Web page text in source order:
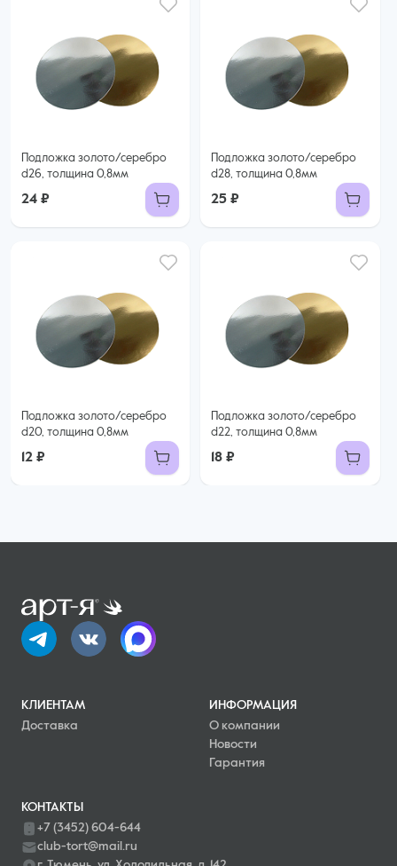
Подложка золото/серебро
d26, толщина 0,8мм
24 ₽
Подложка золото/серебро
d28, толщина 0,8мм
25 ₽
Подложка золото/серебро
d20, толщина 0,8мм
12 ₽
Подложка золото/серебро
d22, толщина 0,8мм
18 ₽
КЛИЕНТАМ
Доставка
ИНФОРМАЦИЯ
О компании
Новости
Гарантия
КОНТАКТЫ
+7 (3452) 604-644
club-tort@mail.ru